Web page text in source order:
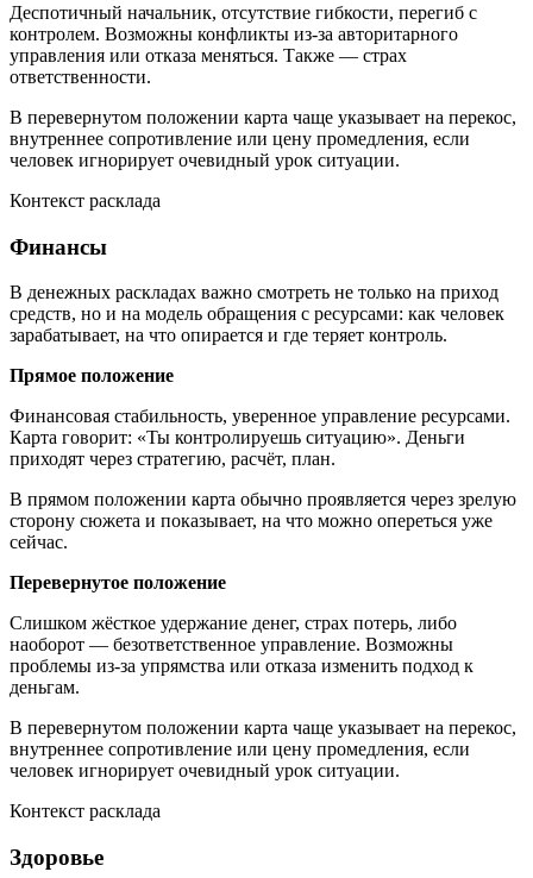
Деспотичный начальник, отсутствие гибкости, перегиб с
контролем. Возможны конфликты из-за авторитарного
управления или отказа меняться. Также — страх
ответственности.
В перевернутом положении карта чаще указывает на перекос,
внутреннее сопротивление или цену промедления, если
человек игнорирует очевидный урок ситуации.
Контекст расклада
Финансы
В денежных раскладах важно смотреть не только на приход
средств, но и на модель обращения с ресурсами: как человек
зарабатывает, на что опирается и где теряет контроль.
Прямое положение
Финансовая стабильность, уверенное управление ресурсами.
Карта говорит: «Ты контролируешь ситуацию». Деньги
приходят через стратегию, расчёт, план.
В прямом положении карта обычно проявляется через зрелую
сторону сюжета и показывает, на что можно опереться уже
сейчас.
Перевернутое положение
Слишком жёсткое удержание денег, страх потерь, либо
наоборот — безответственное управление. Возможны
проблемы из-за упрямства или отказа изменить подход к
деньгам.
В перевернутом положении карта чаще указывает на перекос,
внутреннее сопротивление или цену промедления, если
человек игнорирует очевидный урок ситуации.
Контекст расклада
Здоровье